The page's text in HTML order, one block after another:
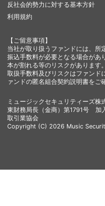
反社会的勢力に対する基本方針
利用規約
【ご留意事項】
当社が取り扱うファンドには、所
振込手数料が必要となる場合があ
本が割れる等のリスクがあります。
取扱手数料及びリスクはファンド
ァンドの匿名組合契約説明書をご
ミュージックセキュリティーズ
東財務局長（金商）第1791号 加
取引業協会
Copyright (C) 2026 Music